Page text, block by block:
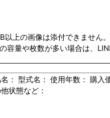
以上の画像は添付できません。
容量や枚数が多い場合は、